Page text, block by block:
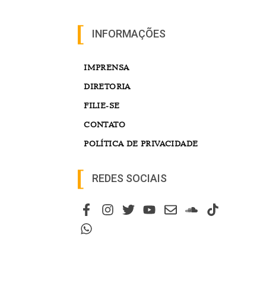
INFORMAÇÕES
IMPRENSA
DIRETORIA
FILIE-SE
CONTATO
POLÍTICA DE PRIVACIDADE
REDES SOCIAIS